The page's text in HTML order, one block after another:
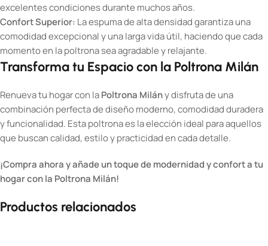
excelentes condiciones durante muchos años.
Confort Superior: La espuma de alta densidad garantiza una
comodidad excepcional y una larga vida útil, haciendo que cada
momento en la poltrona sea agradable y relajante.
Transforma tu Espacio con la Poltrona Milán
Renueva tu hogar con laPoltrona Milány disfruta de una
combinación perfecta de diseño moderno, comodidad duradera
y funcionalidad. Esta poltrona es la elección ideal para aquellos
que buscan calidad, estilo y practicidad en cada detalle.
¡Compra ahora y añade un toque de modernidad y confort a tu
hogar con la Poltrona Milán!
Productos relacionados